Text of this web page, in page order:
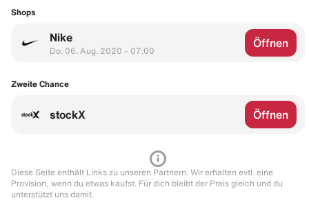
Shops
Nike
Do. 06. Aug. 2020 – 07:00
Öffnen
Zweite Chance
stockX Öffnen
Diese Seite enthält Links zu unseren Partnern. Wir erhalten evtl. eine
Provision, wenn du etwas kaufst. Für dich bleibt der Preis gleich und du
unterstützt uns damit.